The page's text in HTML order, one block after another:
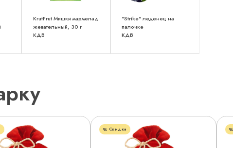
KrutFrut Мишки мармелад
жевательный, 30 г
КДВ
"Strike" леденец на
палочке
КДВ
Скидка